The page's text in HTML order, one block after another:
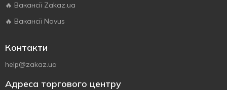
🔥 Вакансії Zakaz.ua
🔥 Вакансії Novus
Контакти
help@zakaz.ua
Адреса торгового центру